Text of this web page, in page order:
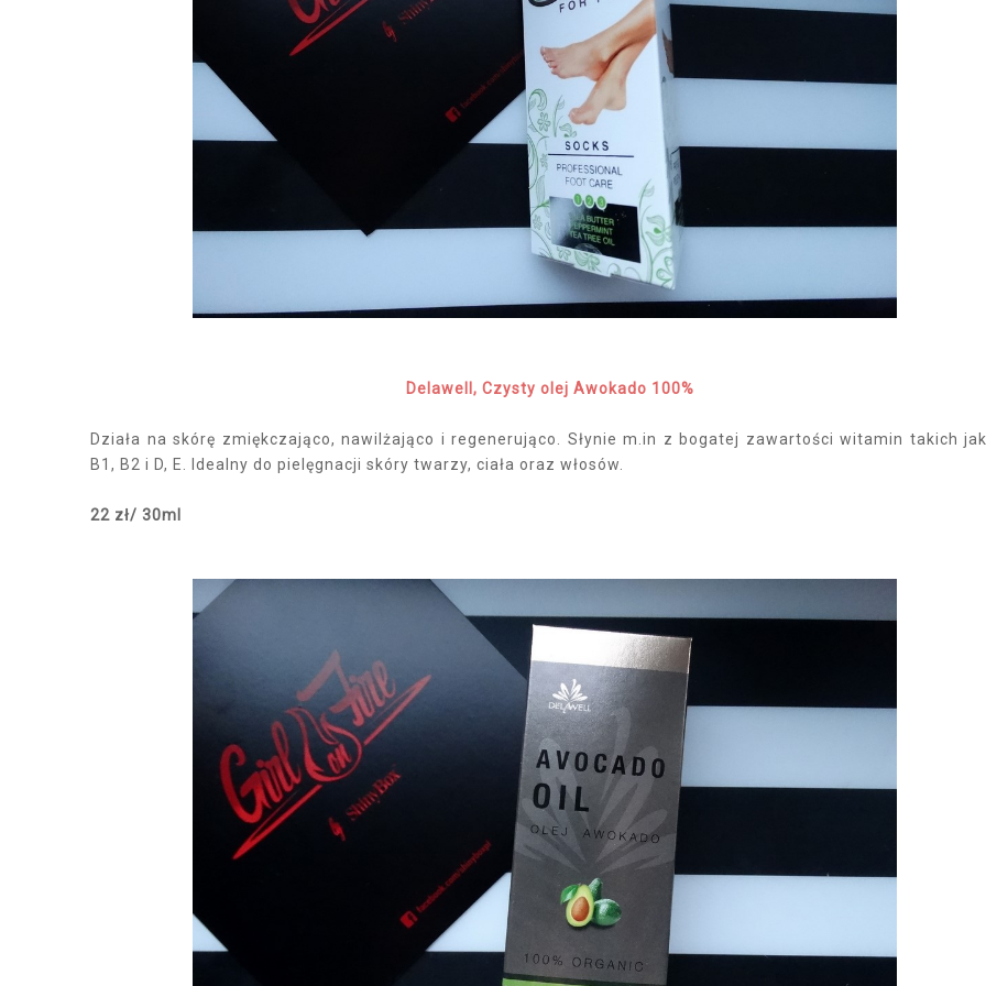
Delawell, Czysty olej Awokado 100%
Działa na skórę zmiękczająco, nawilżająco i regenerująco. Słynie m.in z bogatej zawartości witamin takich
B1, B2 i D, E. Idealny do pielęgnacji skóry twarzy, ciała oraz włosów.
22 zł/ 30ml